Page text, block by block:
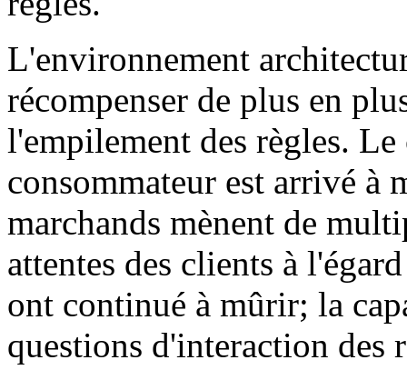
L'environnement
récompenser de plus en
l'empilement des règles.
consommateur est arrivé à
marchands mènent de
attentes des clients à
ont continué à mûrir; la
questions d'interaction des